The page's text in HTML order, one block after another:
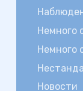
Немного
Немного
Новости